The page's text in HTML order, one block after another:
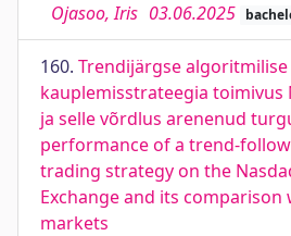
Ojasoo, Iris 03.06.2025
160. Trendijärgse algoritmilise
kauplemisstrateegia toimivus
ja selle võrdlus arenenud
performance of a trend-
trading strategy on the
Exchange and its comparison
markets